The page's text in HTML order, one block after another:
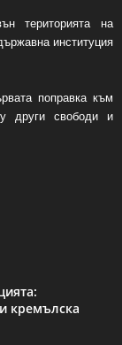
територията на
институция
поправка към
други свободи и
кремълска